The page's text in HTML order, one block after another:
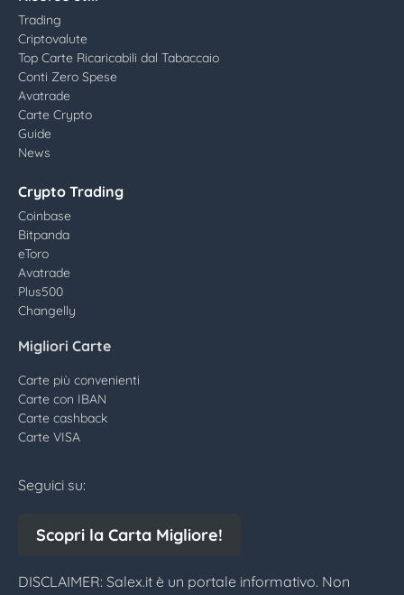
Trading
Criptovalute
Top Carte Ricaricabili dal Tabaccaio
Conti Zero Spese
Avatrade
Carte Crypto
Guide
News
Crypto Trading
Coinbase
Bitpanda
eToro
Avatrade
Plus500
Changelly
Migliori Carte
Carte più convenienti
Carte con IBAN
Carte cashback
Carte VISA
Seguici su:
Scopri la Carta Migliore!
DISCLAIMER: Salex.it è un portale informativo. Non